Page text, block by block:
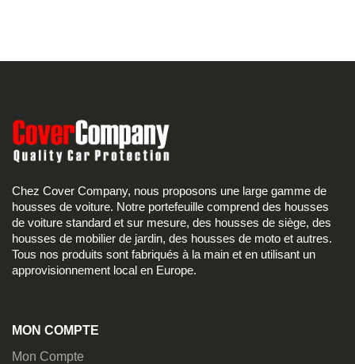
Chez Cover Company, nous proposons une large gamme de
housses de voiture. Notre portefeuille comprend des housses
de voiture standard et sur mesure, des housses de siège, des
housses de mobilier de jardin, des housses de moto et autres.
Tous nos produits sont fabriqués à la main et en utilisant un
approvisionnement local en Europe.
MON COMPTE
Mon Compte